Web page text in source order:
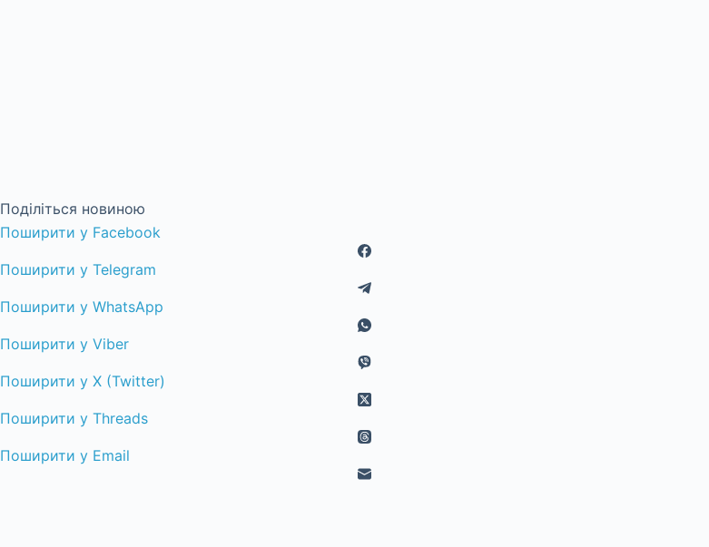
Поділіться новиною
Поширити у Facebook
Поширити у Telegram
Поширити у WhatsApp
Поширити у Viber
Поширити у X (Twitter)
Поширити у Threads
Поширити у Email